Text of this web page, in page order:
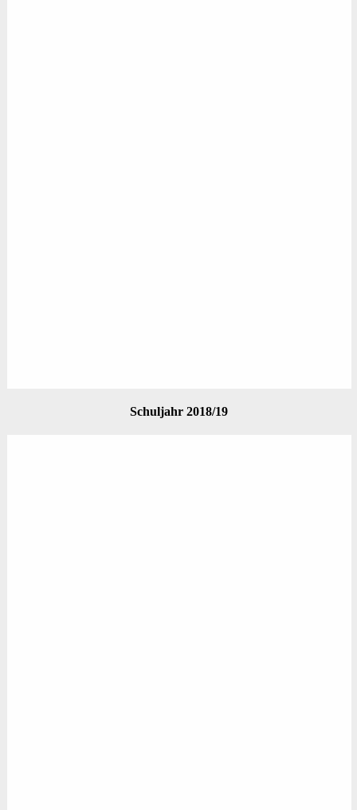
Schuljahr 2018/19